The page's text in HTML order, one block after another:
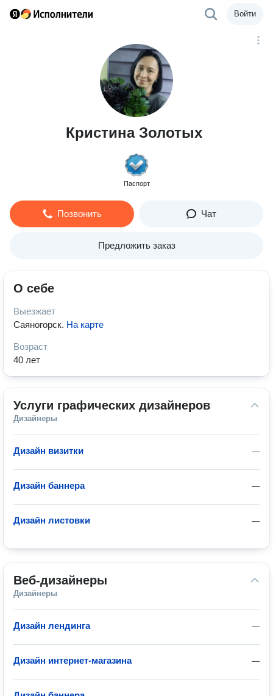
Войти
Кристина Золотых
Паспорт
Позвонить Чат
Предложить заказ
О себе
Выезжает
Саяногорск. На карте
Возраст
40 лет
Услуги графических дизайнеров
Дизайнеры
—
Дизайн визитки
—
Дизайн баннера
—
Дизайн листовки
Веб-дизайнеры
Дизайнеры
—
Дизайн лендинга
—
Дизайн интернет-магазина